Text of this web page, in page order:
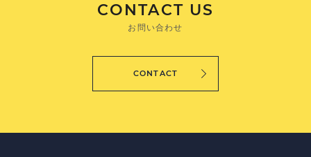
CONTACT US
お問い合わせ
CONTACT